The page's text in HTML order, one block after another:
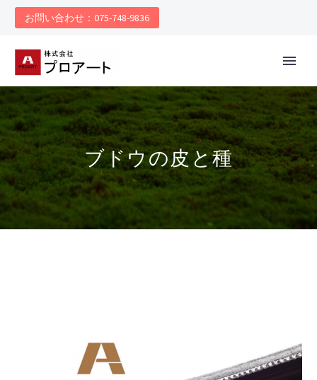
お問い合わせ：075-748-9836
ブドウの皮と種